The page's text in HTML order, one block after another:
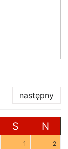
następny
S N
1 2